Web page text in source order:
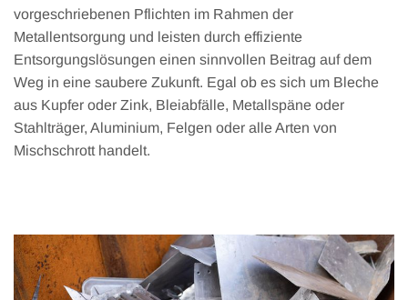
vorgeschriebenen Pflichten im Rahmen der
Metallentsorgung und leisten durch effiziente
Entsorgungslösungen einen sinnvollen Beitrag auf dem
Weg in eine saubere Zukunft. Egal ob es sich um Bleche
aus Kupfer oder Zink, Bleiabfälle, Metallspäne oder
Stahlträger, Aluminium, Felgen oder alle Arten von
Mischschrott handelt.